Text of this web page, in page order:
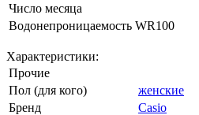
Число месяца
Водонепроницаемость WR100
Характеристики:
Прочие
Пол (для кого)
женские
Бренд
Casio